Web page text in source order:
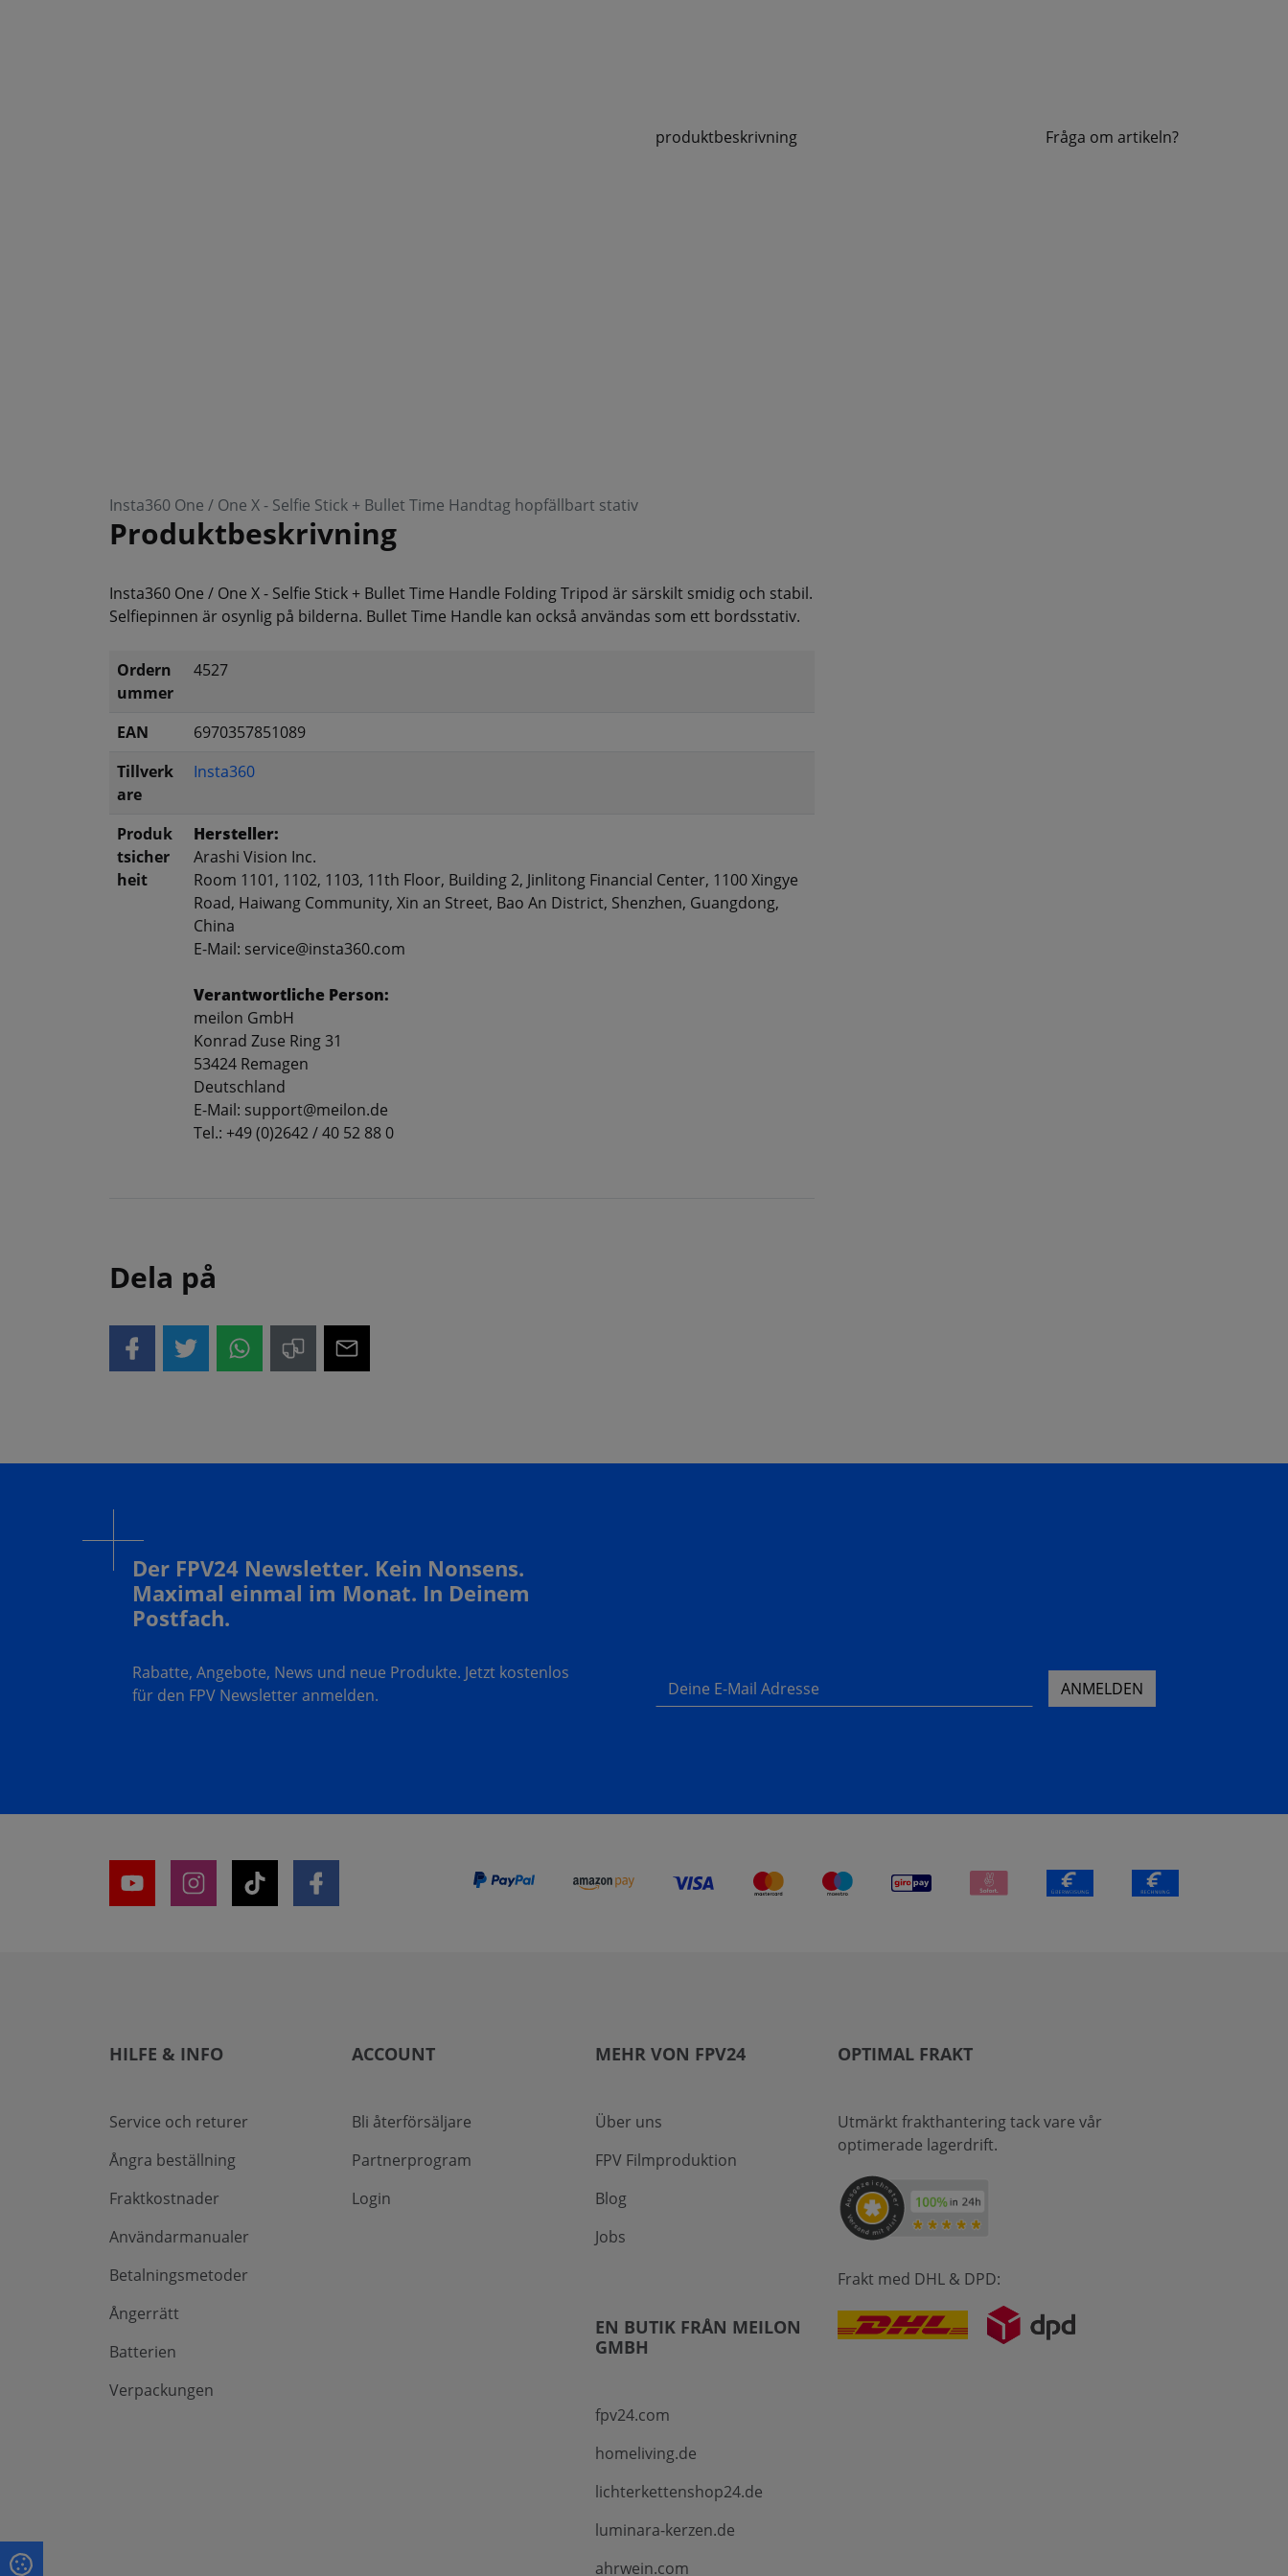
produktbeskrivning Fråga om artikeln?
Insta360 One / One X - Selfie Stick + Bullet Time Handtag hopfällbart stativ
Produktbeskrivning
Insta360 One / One X - Selfie Stick + Bullet Time Handle Folding Tripod är särskilt smidig och stabil.
Selfiepinnen är osynlig på bilderna. Bullet Time Handle kan också användas som ett bordsstativ.
Ordern
ummer
4527
EAN
6970357851089
Tillverk
are
Insta360
Produk
tsicher
heit
Hersteller:
Arashi Vision Inc.
Room 1101, 1102, 1103, 11th Floor, Building 2, Jinlitong Financial Center, 1100 Xingye
Road, Haiwang Community, Xin an Street, Bao An District, Shenzhen, Guangdong,
China
E-Mail: service@insta360.com
Verantwortliche Person:
meilon GmbH
Konrad Zuse Ring 31
53424 Remagen
Deutschland
E-Mail: support@meilon.de
Tel.: +49 (0)2642 / 40 52 88 0
Dela på
Der FPV24 Newsletter. Kein Nonsens.
Maximal einmal im Monat. In Deinem
Postfach.
Rabatte, Angebote, News und neue Produkte. Jetzt kostenlos
für den FPV Newsletter anmelden.
Deine E-Mail Adresse ANMELDEN
HILFE & INFO
Service och returer
Ångra beställning
Fraktkostnader
Användarmanualer
Betalningsmetoder
Ångerrätt
Batterien
Verpackungen
ACCOUNT
Bli återförsäljare
Partnerprogram
Login
MEHR VON FPV24
Über uns
FPV Filmproduktion
Blog
Jobs
EN BUTIK FRÅN MEILON
GMBH
fpv24.com
homeliving.de
lichterkettenshop24.de
luminara-kerzen.de
ahrwein.com
OPTIMAL FRAKT
Utmärkt frakthantering tack vare vår
optimerade lagerdrift.
Frakt med DHL & DPD: